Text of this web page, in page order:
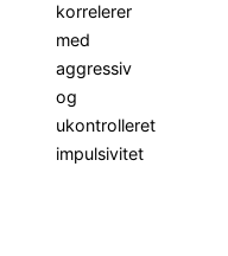
korrelerer
med
aggressiv
og
ukontrolleret
impulsivitet